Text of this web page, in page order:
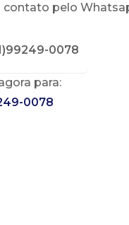
contato pelo
0078
para:
0078